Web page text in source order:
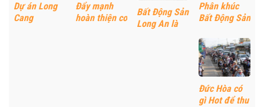
Dự án Long
Cang
Đẩy mạnh
hoàn thiện cơ
Bất Động Sản
Long An là
Phân khúc
Bất Động Sản
đầu tư lựa
chọn vào
giữa cuối
năm 2021
Đức Hòa có
gì Hot để thu